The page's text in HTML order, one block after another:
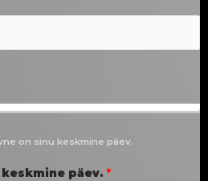
on sinu keskmine päev.
päev. *